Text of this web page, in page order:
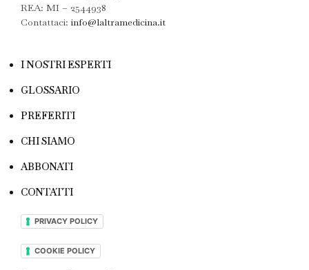
REA: MI – 2544938
Contattaci: info@laltramedicina.it
I NOSTRI ESPERTI
GLOSSARIO
PREFERITI
CHI SIAMO
ABBONATI
CONTATTI
PRIVACY POLICY
COOKIE POLICY